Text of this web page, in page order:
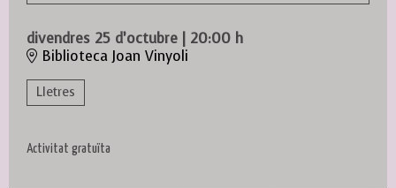
divendres 25 d’octubre | 20:00 h
Biblioteca Joan Vinyoli
Lletres
Activitat gratuïta